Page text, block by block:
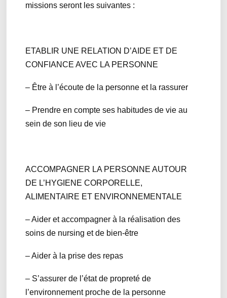
missions seront les suivantes :
ETABLIR UNE RELATION D’AIDE ET DE
CONFIANCE AVEC LA PERSONNE
– Être à l’écoute de la personne et la rassurer
– Prendre en compte ses habitudes de vie au
sein de son lieu de vie
ACCOMPAGNER LA PERSONNE AUTOUR
DE L’HYGIENE CORPORELLE,
ALIMENTAIRE ET ENVIRONNEMENTALE
– Aider et accompagner à la réalisation des
soins de nursing et de bien-être
– Aider à la prise des repas
– S’assurer de l’état de propreté de
l’environnement proche de la personne